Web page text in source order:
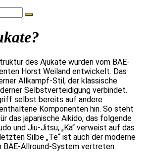
des Ajukate wurden vom BAE-
Horst Weiland entwickelt. Das
Allkampf-Stil, der klassische
Selbstverteidigung verbindet.
selbst bereits auf andere
Komponenten hin. So steht
das japanische Aikido, das folgende
und Jiu-Jitsu, „Ka“ verweist auf das
Silbe „Te“ ist auch der moderne
BAE-Allround-System vertreten.